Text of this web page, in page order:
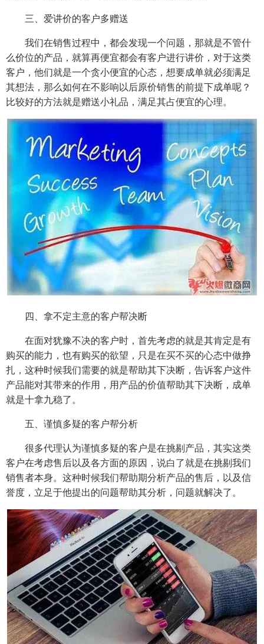
三、爱讲价的客户多赠送
我们在销售过程中，都会发现一个问题，那就是不管什
么价位的产品，就算再便宜都会有客户进行讲价，对于这类
客户，他们就是一个贪小便宜的心态，想要成单就必须满足
其想法，那么如何在不影响以后原价销售的前提下成单呢？
比较好的方法就是赠送小礼品，满足其占便宜的心理。
四、拿不定主意的客户帮决断
在面对犹豫不决的客户时，首先考虑的就是其肯定是有
购买的能力，也有购买的欲望，只是在买不买的心态中做挣
扎，这种时候我们需要的就是帮助其下决断，告诉客户这件
产品能对其带来的作用，用产品的价值帮助其下决断，成单
就是十拿九稳了。
五、谨慎多疑的客户帮分析
很多代理认为谨慎多疑的客户是在挑剔产品，其实这类
客户在考虑售后以及各方面的原因，说白了就是在挑剔我们
销售者本身。这种时候我们帮助期分析产品的售后，以及信
誉度，立足于他提出的问题帮助其分析，问题就解决了。